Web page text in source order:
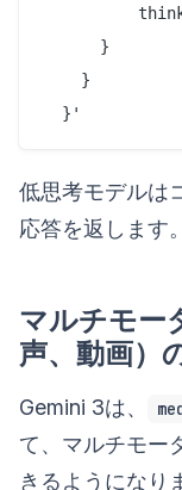
      }
    }
  }'
低思考モデルは
応答を返します。
マルチモー
声、動画）
Gemini 3は、
て、マルチモー
きるようになり